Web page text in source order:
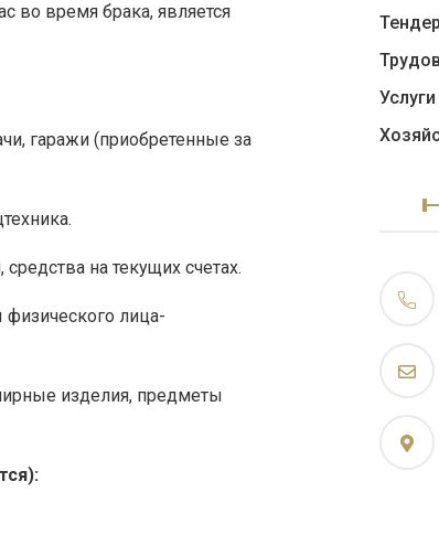
во время брака, является
гаражи (приобретенные за
на текущих счетах.
лица-
изделия, предметы